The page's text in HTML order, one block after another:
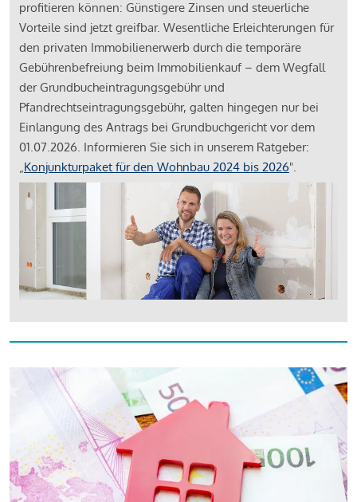
profitieren können: Günstigere Zinsen und steuerliche
Vorteile sind jetzt greifbar. Wesentliche Erleichterungen für
den privaten Immobilienerwerb durch die temporäre
Gebührenbefreiung beim Immobilienkauf – dem Wegfall
der Grundbucheintragungsgebühr und
Pfandrechtseintragungsgebühr, galten hingegen nur bei
Einlangung des Antrags bei Grundbuchgericht vor dem
01.07.2026. Informieren Sie sich in unserem Ratgeber:
„Konjunkturpaket für den Wohnbau 2024 bis 2026".